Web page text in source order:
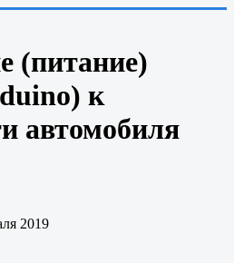
(питание)
к
автомобиля
2019